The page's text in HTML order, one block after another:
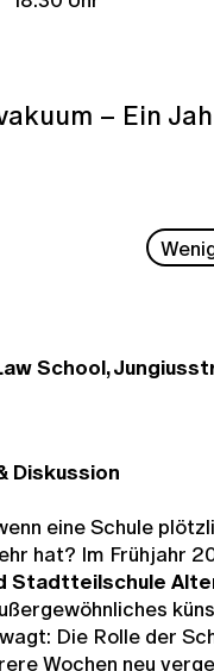
– Ein
School,
Diskussion
eine Schule
hat? Im Frühjahr
Stadtteilschule
Die Rolle der
Wochen neu